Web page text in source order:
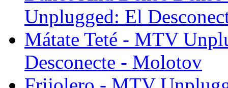
Unplugged: El
Mátate Teté - MTV
Desconecte - Molotov